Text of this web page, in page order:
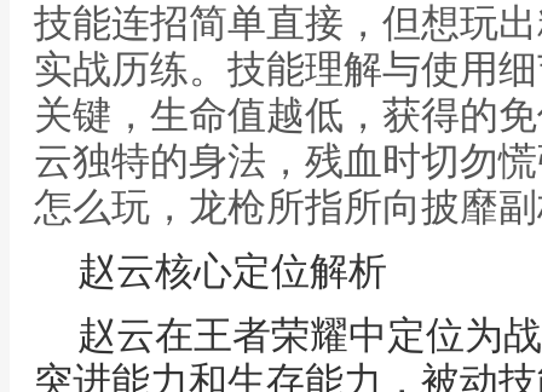
技能连招简单直接，但想玩
实战历练。技能理解与使用
关键，生命值越低，获得的
云独特的身法，残血时切勿
怎么玩，龙枪所指所向披靡
赵云核心定位解析
赵云在王者荣耀中定位为
突进能力和生存能力，被动